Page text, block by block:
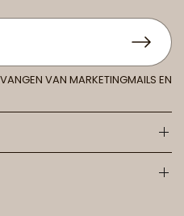
VAN MARKETINGMAILS EN